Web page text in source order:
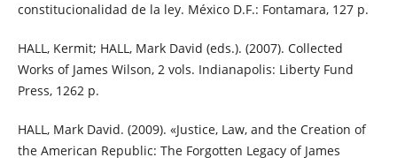
constitucionalidad de la ley. México D.F.: Fontamara, 127 p.
HALL, Kermit; HALL, Mark David (eds.). (2007). Collected
Works of James Wilson, 2 vols. Indianapolis: Liberty Fund
Press, 1262 p.
HALL, Mark David. (2009). «Justice, Law, and the Creation of
the American Republic: The Forgotten Legacy of James